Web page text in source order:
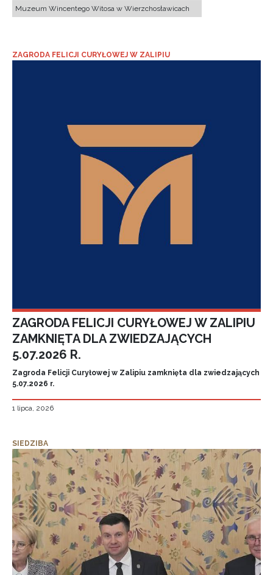
Muzeum Wincentego Witosa w Wierzchosławicach
ZAGRODA FELICJI CURYŁOWEJ W ZALIPIU
ZAGRODA FELICJI CURYŁOWEJ W ZALIPIU
ZAMKNIĘTA DLA ZWIEDZAJĄCYCH
5.07.2026 R.
Zagroda Felicji Curyłowej w Zalipiu zamknięta dla zwiedzających
5.07.2026 r.
1 lipca, 2026
SIEDZIBA